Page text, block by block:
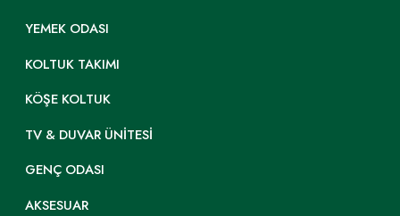
YEMEK ODASI
KOLTUK TAKIMI
KÖŞE KOLTUK
TV & DUVAR ÜNITESI
GENÇ ODASI
AKSESUAR